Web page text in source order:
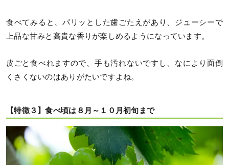
食べてみると、パリッとした歯ごたえがあり、ジューシーで
上品な甘みと高貴な香りが楽しめるようになっています。
皮ごと食べれますので、手も汚れないですし、なにより面倒
くさくないのはありがたいですよね。
【特徴３】食べ頃は８月～１０月初旬まで